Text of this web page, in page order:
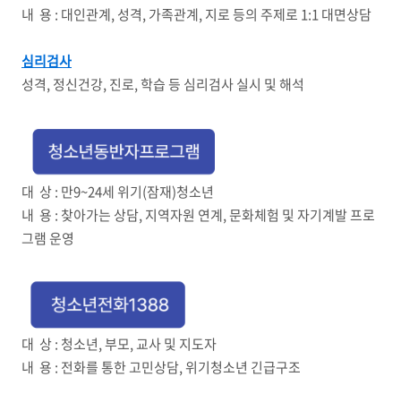
내 용 : 대인관계, 성격, 가족관계, 지로 등의 주제로 1:1 대면상담
심리검사
성격, 정신건강, 진로, 학습 등 심리검사 실시 및 해석
대 상 : 만9~24세 위기(잠재)청소년
내 용 : 찾아가는 상담, 지역자원 연계, 문화체험 및 자기계발 프로
그램 운영
대 상 : 청소년, 부모, 교사 및 지도자
내 용 : 전화를 통한 고민상담, 위기청소년 긴급구조